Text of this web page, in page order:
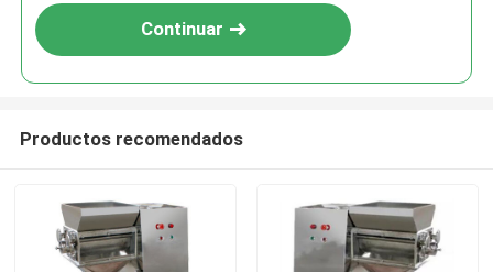
Continuar
Productos recomendados